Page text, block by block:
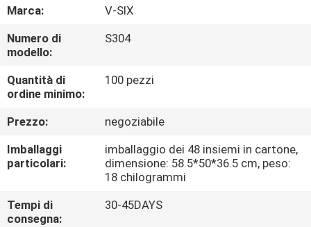
VISITA
ALLA
FABBRICA
CONTROLLO
DELLA
QUALITÀ
CONTATTACI
Marca:
V-SIX
Numero di
modello:
S304
Quantità di
ordine minimo:
100 pezzi
Prezzo:
negoziabile
Imballaggi
particolari:
imballaggio dei 48 insiemi in cartone,
dimensione: 58.5*50*36.5 cm, peso:
18 chilogrammi
Tempi di
consegna:
30-45DAYS